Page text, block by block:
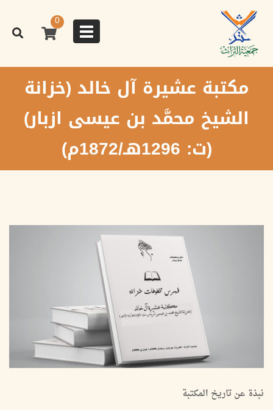
المحتوى
الرئيسي
Toggle
navigation
0
مكتبة عشيرة آل خالد (خزانة
الشيخ محمَّد بن عيسى ازبار)
(ت: 1296هـ/1872م)
نبذة عن تاريخ المكتبة